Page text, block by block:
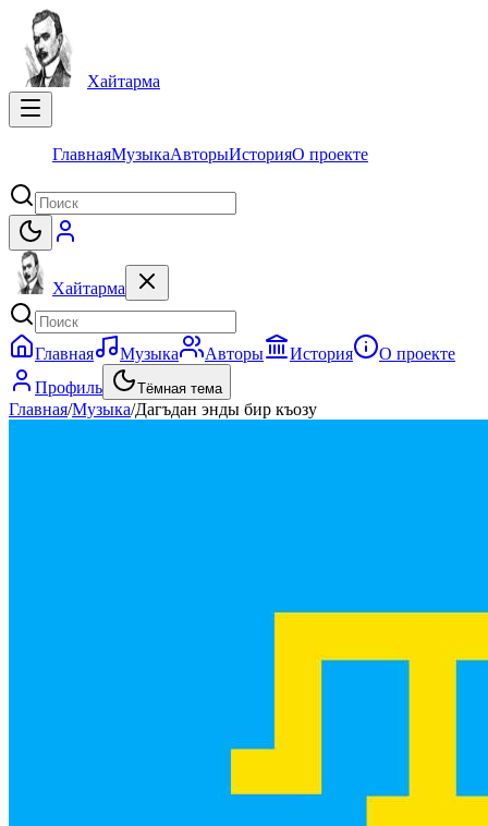
Хайтарма
ГлавнаяМузыкаАвторыИсторияО проекте
Хайтарма
Главная Музыка Авторы История
О проекте
Профиль
Тёмная тема
Главная/Музыка/Дагъдан энды бир къозу